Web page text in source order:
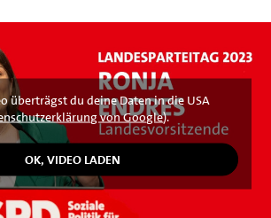
überträgst du deine Daten in die USA
von Google).